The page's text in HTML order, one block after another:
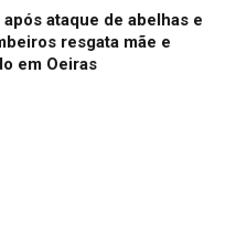
ataque de abelhas e
resgata mãe e
em Oeiras